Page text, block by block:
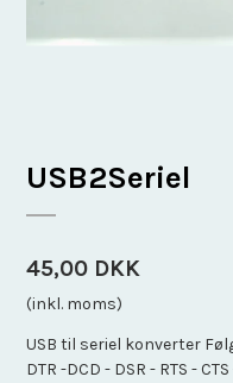
USB2Seriel
45,00 DKK
(inkl. moms)
USB til seriel konverter
DTR -DCD - DSR - RTS -